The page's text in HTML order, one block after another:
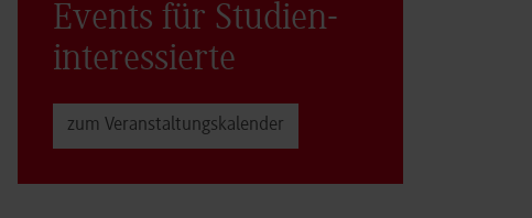
Events für Studien­
interessierte
zum Veranstaltungs­kalender